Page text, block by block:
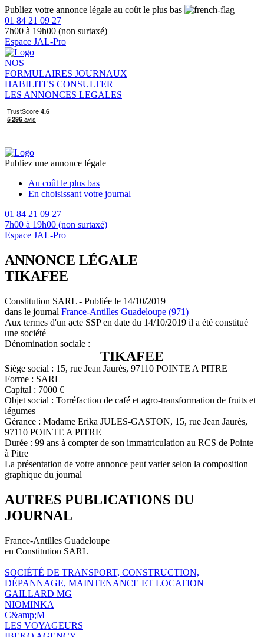
Publiez votre annonce légale au coût le plus bas
01 84 21 09 27
7h00 à 19h00 (non surtaxé)
Espace JAL-Pro
NOS
FORMULAIRES JOURNAUX
HABILITES CONSULTER
LES ANNONCES LEGALES
Publiez une annonce légale
Au coût le plus bas
En choisissant votre journal
01 84 21 09 27
7h00 à 19h00 (non surtaxé)
Espace JAL-Pro
ANNONCE LÉGALE
TIKAFEE
Constitution SARL - Publiée le 14/10/2019
dans le journal France-Antilles Guadeloupe (971)
Aux termes d'un acte SSP en date du 14/10/2019 il a été constitué
une société
Dénomination sociale :
TIKAFEE
Siège social : 15, rue Jean Jaurès, 97110 POINTE A PITRE
Forme : SARL
Capital : 7000 €
Objet social : Torréfaction de café et agro-transformation de fruits et
légumes
Gérance : Madame Erika JULES-GASTON, 15, rue Jean Jaurès,
97110 POINTE A PITRE
Durée : 99 ans à compter de son immatriculation au RCS de Pointe
à Pitre
La présentation de votre annonce peut varier selon la composition
graphique du journal
AUTRES PUBLICATIONS DU
JOURNAL
France-Antilles Guadeloupe
en Constitution SARL
SOCIÉTÉ DE TRANSPORT, CONSTRUCTION,
DÉPANNAGE, MAINTENANCE ET LOCATION
GAILLARD MG
NIOMINKA
C&amp;M
LES VOYAGEURS